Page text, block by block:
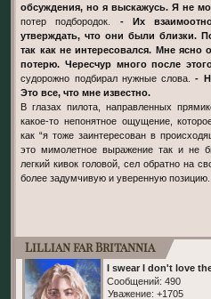
обсуждения, но я выскажусь. Я не
потер подбородок. - Их
утверждать, что они были близки.
так как не интересовался. Мне
потерю. Чересчур много после
судорожно подбирал нужные слова.-
Это все, что мне известно.
В глазах пилота, направленных
какое-то непонятное ощущение,
как “я тоже заинтересован в
это мимолетное выражение так и не
легкий кивок головой, сел обратно на
более задумчивую и уверенную позицию.
Lillian far Britannia
I swear I don't love
Сообщений: 490
Уважение: +1705